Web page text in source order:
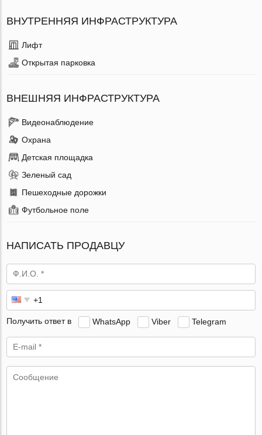
ВНУТРЕННЯЯ ИНФРАСТРУКТУРА
Лифт
Открытая парковка
ВНЕШНЯЯ ИНФРАСТРУКТУРА
Видеонаблюдение
Охрана
Детская площадка
Зеленый сад
Пешеходные дорожки
Футбольное поле
НАПИСАТЬ ПРОДАВЦУ
Получить ответ в WhatsApp Viber Telegram